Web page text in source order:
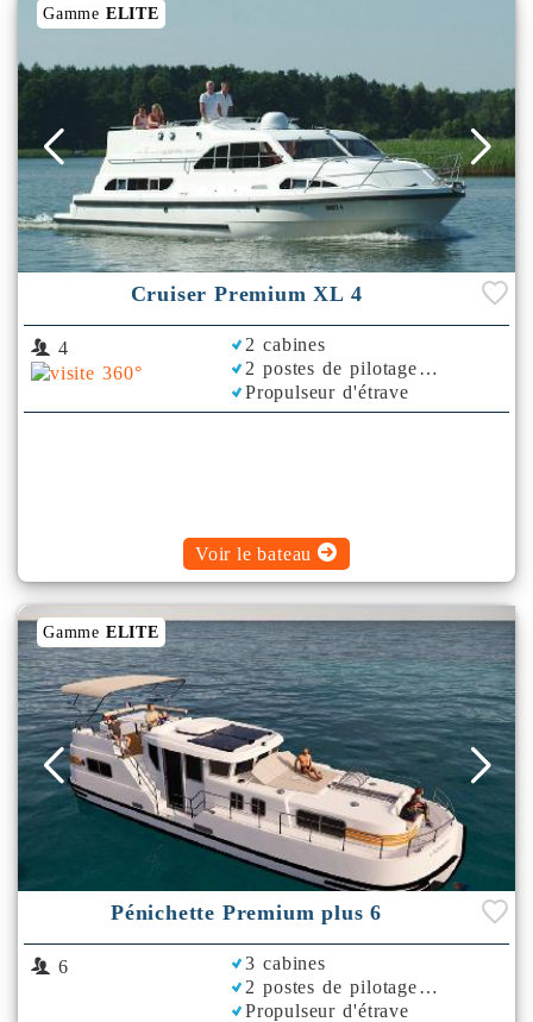
Gamme ELITE
Cruiser Premium XL 4
4
2 cabines
2 postes de pilotage
Propulseur d'étrave
Bimini
Voir le bateau
Gamme ELITE
Pénichette Premium plus 6
6
3 cabines
2 postes de pilotage
Propulseur d'étrave